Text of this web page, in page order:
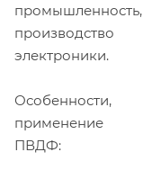
промышленность,
производство
электроники.
Особенности,
применение
ПВДФ: